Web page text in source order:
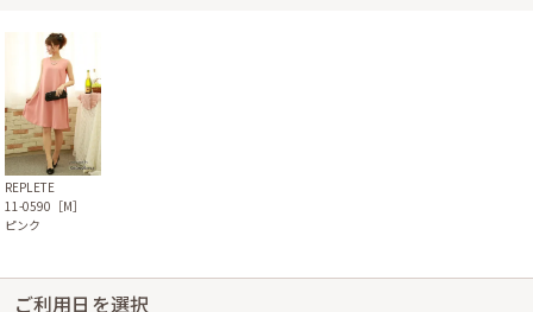
REPLETE
11-0590［M］
ピンク
ご利用日を選択